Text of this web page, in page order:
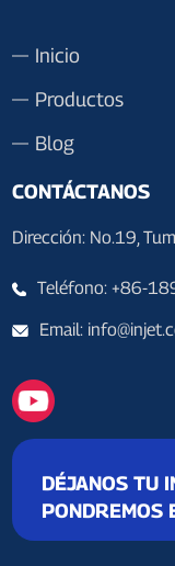
Inicio
Productos
Blog
CONTÁCTANOS
Dirección: No.19,
Teléfono: +86-
Email:
DÉJANOS TU
PONDREMOS